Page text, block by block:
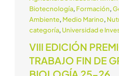
Biotecnología, Formación,
Ambiente, Medio Marino,
categoría, Universidad e
VIII EDICIÓN
TRABAJO FIN DE